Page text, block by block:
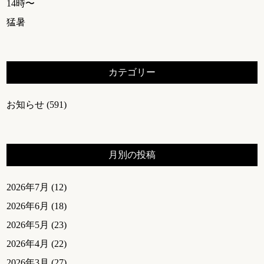
14時〜
猛暑
カテゴリー
お知らせ (591)
月別の投稿
2026年7月 (12)
2026年6月 (18)
2026年5月 (23)
2026年4月 (22)